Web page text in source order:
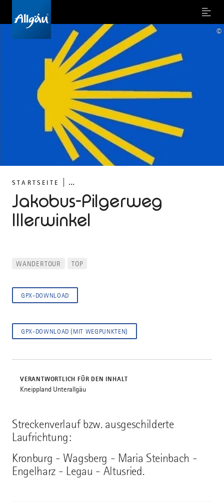
Menu
STARTSEITE ...
Jakobus-Pilgerweg
Illerwinkel
©
Streckenverlauf bzw. ausgeschilderte
Laufrichtung:
Kronburg - Wagsberg - Maria Steinbach -
Engelharz - Legau - Altusried.
WANDERTOUR TOP
GPX-DOWNLOAD
GPX-DOWNLOAD (MIT WEGPUNKTEN)
VERANTWORTLICH FÜR DEN INHALT
Kneippland Unterallgäu